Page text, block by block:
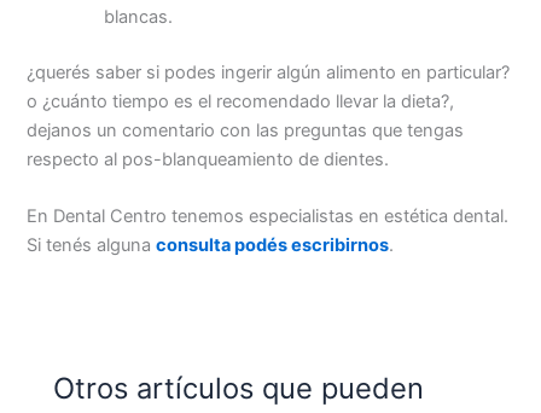
blancas.
¿querés saber si podes ingerir algún alimento en particular?
o ¿cuánto tiempo es el recomendado llevar la dieta?,
dejanos un comentario con las preguntas que tengas
respecto al pos-blanqueamiento de dientes.
En Dental Centro tenemos especialistas en estética dental.
Si tenés algunaconsulta podés escribirnos.
Otros artículos que pueden